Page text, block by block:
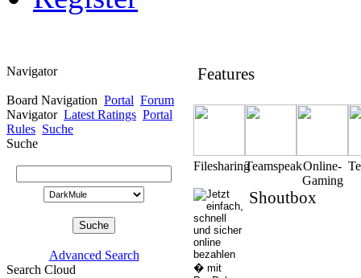
Navigator
Board Navigation Portal Forum
Navigator Latest Ratings Portal
Rules Suche
Suche
Advanced Search
Search Cloud
Features
FilesharingTeamspeakOnline-
Gaming
Shoutbox